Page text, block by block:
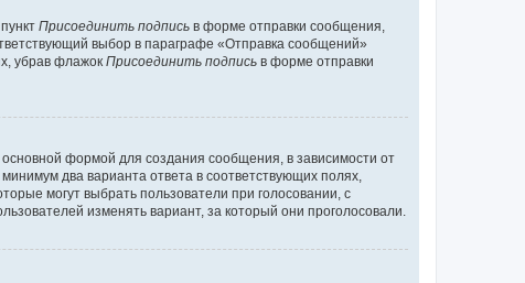
Присоединить подпись в форме отправки сообщения,
выбор в параграфе «Отправка сообщений»
убрав флажок Присоединить подпись в форме отправки
формой для создания сообщения, в зависимости от
два варианта ответа в соответствующих полях,
могут выбрать пользователи при голосовании, с
изменять вариант, за который они проголосовали.